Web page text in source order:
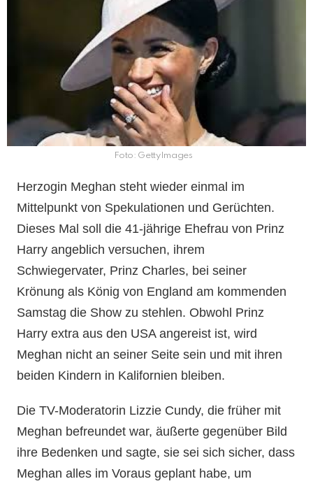
Foto: GettyImages
Herzogin Meghan steht wieder einmal im
Mittelpunkt von Spekulationen und Gerüchten.
Dieses Mal soll die 41-jährige Ehefrau von Prinz
Harry angeblich versuchen, ihrem
Schwiegervater, Prinz Charles, bei seiner
Krönung als König von England am kommenden
Samstag die Show zu stehlen. Obwohl Prinz
Harry extra aus den USA angereist ist, wird
Meghan nicht an seiner Seite sein und mit ihren
beiden Kindern in Kalifornien bleiben.
Die TV-Moderatorin Lizzie Cundy, die früher mit
Meghan befreundet war, äußerte gegenüber Bild
ihre Bedenken und sagte, sie sei sich sicher, dass
Meghan alles im Voraus geplant habe, um